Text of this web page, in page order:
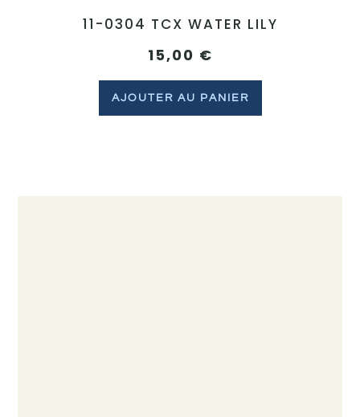
11-0304 TCX WATER LILY
15,00 €
AJOUTER AU PANIER